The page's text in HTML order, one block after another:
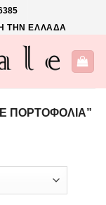
ΤΗΝ ΕΛΛΑΔΑ
ΠΟΡΤΟΦΟΛΙΑ”